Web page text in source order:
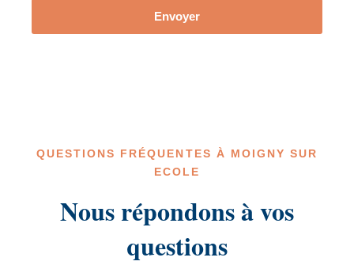
Envoyer
QUESTIONS FRÉQUENTES À MOIGNY SUR
ECOLE
Nous répondons à vos
questions